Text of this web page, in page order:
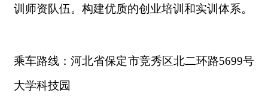
训师资队伍。构建优质的创业培训和实训体系。
乘车路线：河北省保定市竞秀区北二环路5699号
大学科技园